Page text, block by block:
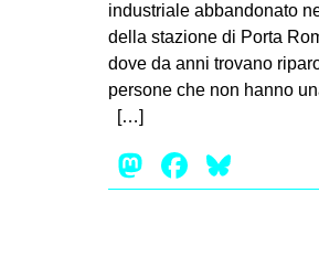
EVENTI
in
industriale abbandonato
della stazione di Porta
dove da anni trovano
persone che non hanno
[…]
Mastodon